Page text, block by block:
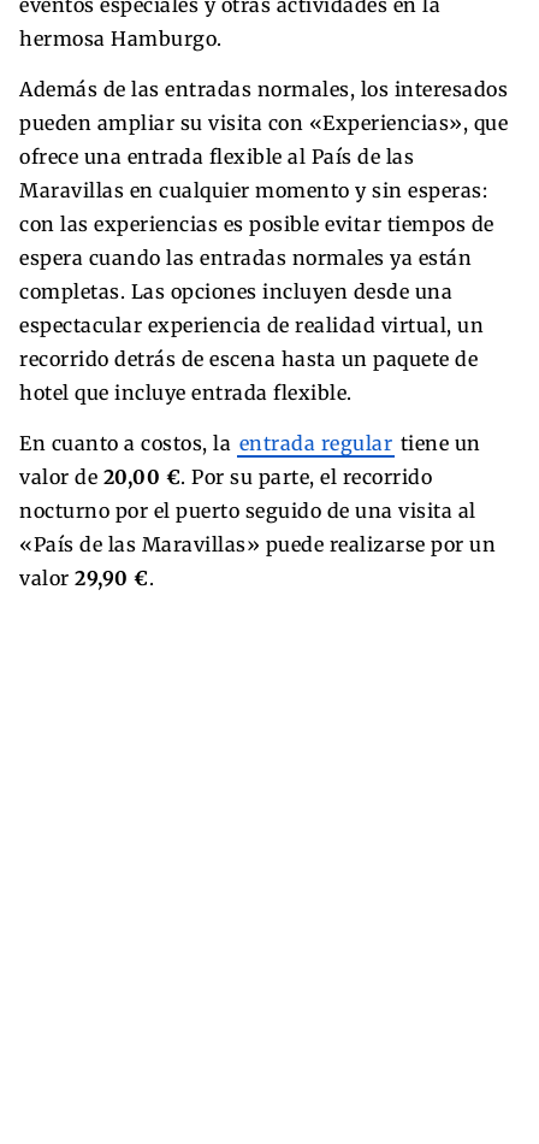
hermosa Hamburgo.
Además de las entradas normales, los interesados
pueden ampliar su visita con «Experiencias», que
ofrece una entrada flexible al País de las
Maravillas en cualquier momento y sin esperas:
con las experiencias es posible evitar tiempos de
espera cuando las entradas normales ya están
completas. Las opciones incluyen desde una
espectacular experiencia de realidad virtual, un
recorrido detrás de escena hasta un paquete de
hotel que incluye entrada flexible.
En cuanto a costos, la entrada regular tiene un
valor de 20,00 €. Por su parte, el recorrido
nocturno por el puerto seguido de una visita al
«País de las Maravillas» puede realizarse por un
valor 29,90 €.